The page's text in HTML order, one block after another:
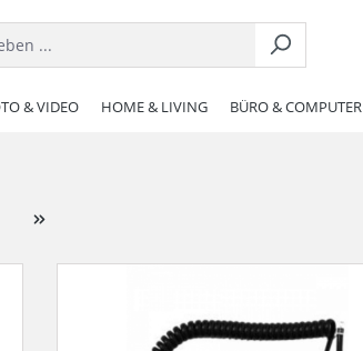
& VIDEO HOME & LIVING BÜRO & COMPUTER